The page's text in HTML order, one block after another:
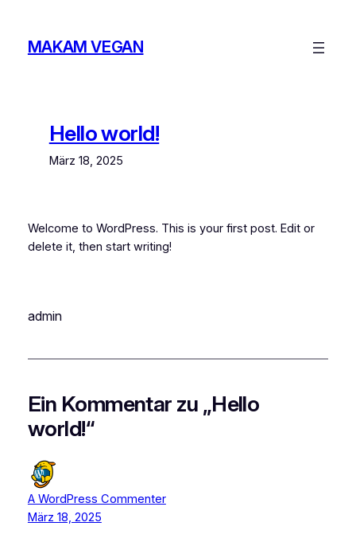
springen
MAKAM VEGAN
Hello world!
März 18, 2025
Welcome to WordPress. This is your first post. Edit or
delete it, then start writing!
admin
Ein Kommentar zu „Hello
world!“
A WordPress Commenter
März 18, 2025